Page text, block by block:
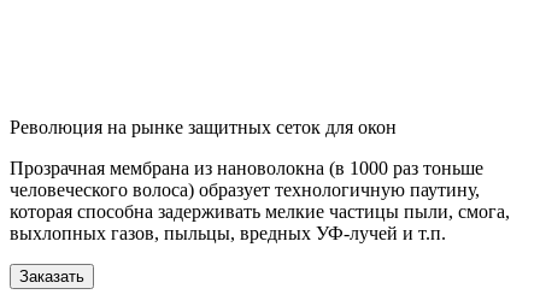
Революция на рынке защитных сеток для окон
Прозрачная мембрана из нановолокна (в 1000 раз тоньше
человеческого волоса) образует технологичную паутину,
которая способна задерживать мелкие частицы пыли, смога,
выхлопных газов, пыльцы, вредных УФ-лучей и т.п.
Заказать